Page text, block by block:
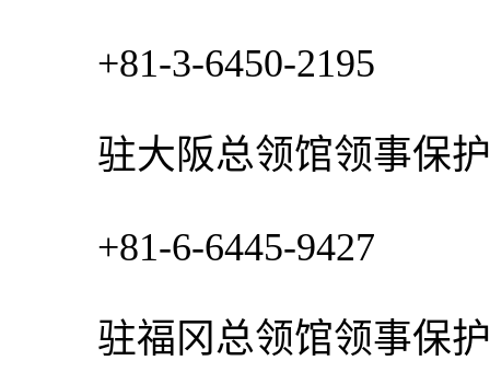
+81-3-6450-2195
驻大阪总领馆领事保护
+81-6-6445-9427
驻福冈总领馆领事保护